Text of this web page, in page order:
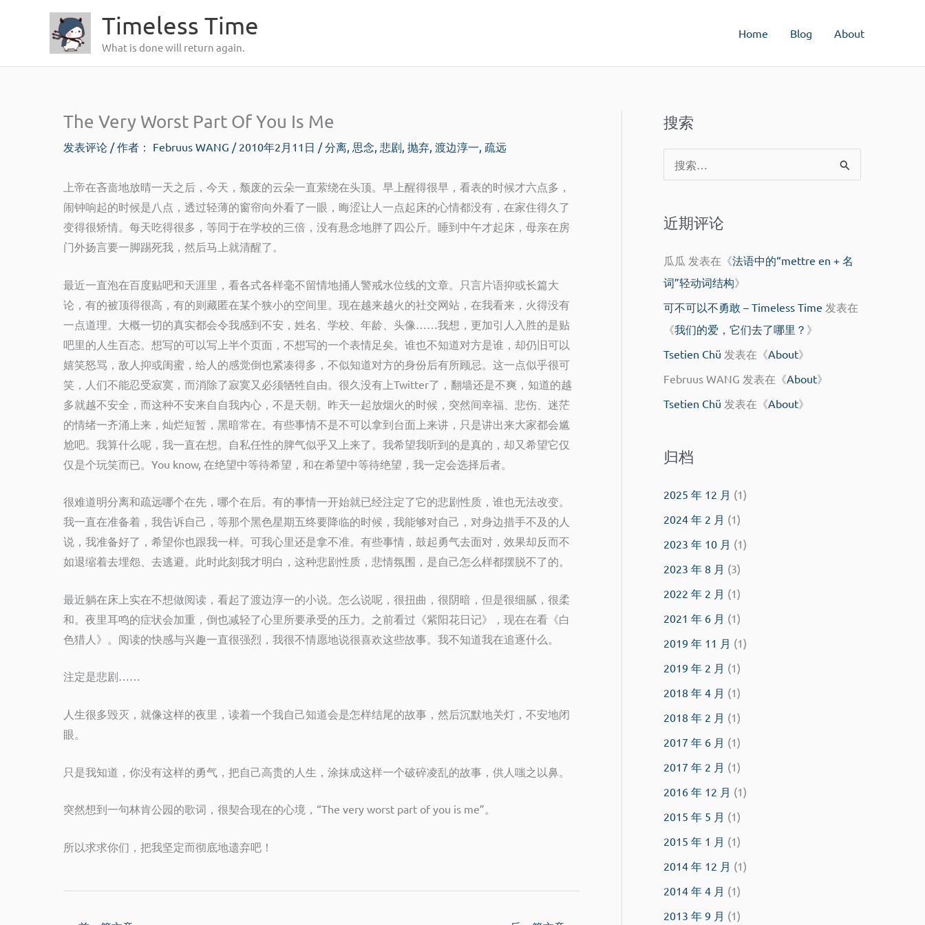
容
Timeless Time
What is done will return again.
Home Blog About
The Very Worst Part Of You Is Me
发表评论 / 作者： Februus WANG / 2010年2月11日 /分离, 思念, 悲剧, 抛弃, 渡边淳一, 疏远
上帝在吝啬地放晴一天之后，今天，颓废的云朵一直萦绕在头顶。早上醒得很早，看表的时候才六点多，
闹钟响起的时候是八点，透过轻薄的窗帘向外看了一眼，晦涩让人一点起床的心情都没有，在家住得久了
变得很矫情。每天吃得很多，等同于在学校的三倍，没有悬念地胖了四公斤。睡到中午才起床，母亲在房
门外扬言要一脚踢死我，然后马上就清醒了。
最近一直泡在百度贴吧和天涯里，看各式各样毫不留情地捅人警戒水位线的文章。只言片语抑或长篇大
论，有的被顶得很高，有的则藏匿在某个狭小的空间里。现在越来越火的社交网站，在我看来，火得没有
一点道理。大概一切的真实都会令我感到不安，姓名、学校、年龄、头像……我想，更加引人入胜的是贴
吧里的人生百态。想写的可以写上半个页面，不想写的一个表情足矣。谁也不知道对方是谁，却仍旧可以
嬉笑怒骂，敌人抑或闺蜜，给人的感觉倒也紧凑得多，不似知道对方的身份后有所顾忌。这一点似乎很可
笑，人们不能忍受寂寞，而消除了寂寞又必须牺牲自由。很久没有上Twitter了，翻墙还是不爽，知道的越
多就越不安全，而这种不安来自自我内心，不是天朝。 昨天一起放烟火的时候，突然间幸福、悲伤、迷茫
的情绪一齐涌上来，灿烂短暂，黑暗常在。有些事情不是不可以拿到台面上来讲，只是讲出来大家都会尴
尬吧。我算什么呢，我一直在想。自私任性的脾气似乎又上来了。我希望我听到的是真的，却又希望它仅
仅是个玩笑而已。 You know, 在绝望中等待希望，和在希望中等待绝望，我一定会选择后者。
很难道明分离和疏远哪个在先，哪个在后。有的事情一开始就已经注定了它的悲剧性质，谁也无法改变。
我一直在准备着，我告诉自己，等那个黑色星期五终要降临的时候，我能够对自己，对身边措手不及的人
说，我准备好了，希望你也跟我一样。可我心里还是拿不准。有些事情，鼓起勇气去面对，效果却反而不
如退缩着去埋怨、去逃避。此时此刻我才明白，这种悲剧性质，悲情氛围，是自己怎么样都摆脱不了的。
最近躺在床上实在不想做阅读，看起了渡边淳一的小说。怎么说呢，很扭曲，很阴暗，但是很细腻，很柔
和。夜里耳鸣的症状会加重，倒也减轻了心里所要承受的压力。之前看过《紫阳花日记》，现在在看《白
色猎人》。阅读的快感与兴趣一直很强烈，我很不情愿地说很喜欢这些故事。我不知道我在追逐什么。
注定是悲剧……
人生很多毁灭，就像这样的夜里，读着一个我自己知道会是怎样结尾的故事，然后沉默地关灯，不安地闭
眼。
只是我知道，你没有这样的勇气，把自己高贵的人生，涂抹成这样一个破碎凌乱的故事，供人嗤之以鼻。
突然想到一句林肯公园的歌词，很契合现在的心境，“The very worst part of you is me”。
所以求求你们，把我坚定而彻底地遗弃吧！
搜索
索
近期评论
瓜瓜 发表在《法语中的“mettre en + 名
词”轻动词结构》
可不可以不勇敢 – Timeless Time 发表在
《我们的爱，它们去了哪里？ 》
Tsetien Chü 发表在《About》
Februus WANG 发表在《About》
Tsetien Chü 发表在《About》
归档
2025 年 12 月 (1)
2024 年 2 月 (1)
2023 年 10 月 (1)
2023 年 8 月 (3)
2022 年 2 月 (1)
2021 年 6 月 (1)
2019 年 11 月 (1)
2019 年 2 月 (1)
2018 年 4 月 (1)
2018 年 2 月 (1)
2017 年 6 月 (1)
2017 年 2 月 (1)
2016 年 12 月 (1)
2015 年 5 月 (1)
2015 年 1 月 (1)
2014 年 12 月 (1)
2014 年 4 月 (1)
2013 年 9 月 (1)